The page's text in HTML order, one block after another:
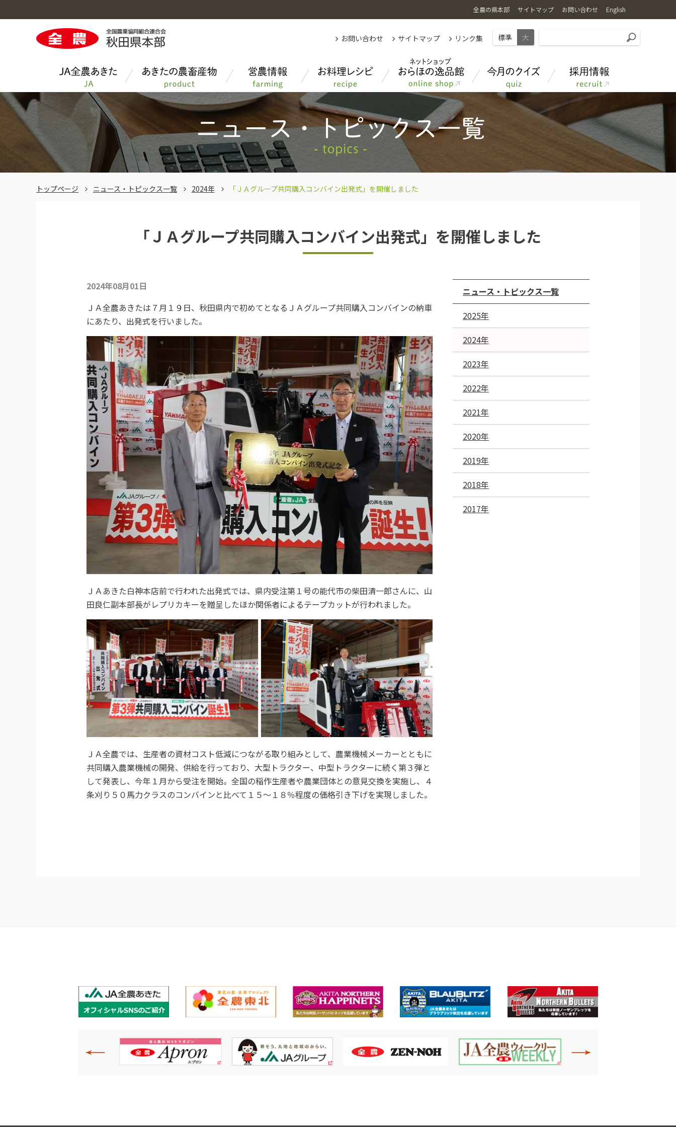
全農の県本部 サイトマップ お問い合わせ English
お問い合わせ サイトマップ リンク集 標準 大
ＪＡ全農あきたのトップへ 各部紹介
あきたの農畜産物のトップへ 秋田県農業について あきたのお米
もっと知りたい！あきたのお米
お料理レシピのトップへ
今月のクイズ 先月のクイズの答え クイズ応募フォーム
トップページ ニュース・トピックス一覧 2024年 「ＪＡグループ共同購入コンバイン出発式」を開催しました
「ＪＡグループ共同購入コンバイン出発式」を開催しました
2024年08月01日
ＪＡ全農あきたは７月１９日、秋田県内で初めてとなるＪＡグループ共同購入コンバインの納車
にあたり、出発式を行いました。
ＪＡあきた白神本店前で行われた出発式では、県内受注第１号の能代市の柴田清一郎さんに、山
田良仁副本部長がレプリカキーを贈呈したほか関係者によるテープカットが行われました。
ＪＡ全農では、生産者の資材コスト低減につながる取り組みとして、農業機械メーカーとともに
共同購入農業機械の開発、供給を行っており、大型トラクター、中型トラクターに続く第３弾と
して発表し、今年１月から受注を開始。全国の稲作生産者や農業団体との意見交換を実施し、４
条刈り５０馬力クラスのコンバインと比べて１５～１８％程度の価格引き下げを実現しました。
ニュース・トピックス一覧
2025年
2024年
2023年
2022年
2021年
2020年
2019年
2018年
2017年